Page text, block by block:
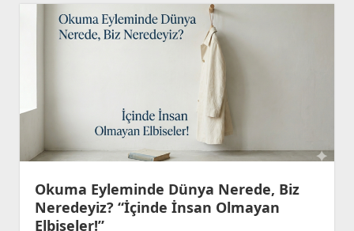
Bakış
ve
“Modern
Okuma Eyleminde Dünya Nerede, Biz
Neredeyiz? “İçinde İnsan Olmayan
Elbiseler!”